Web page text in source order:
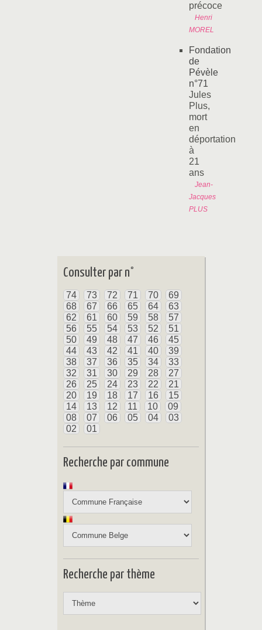
précoce
Henri
MOREL
Fondation
de
Pévèle
n°71
Jules
Plus,
mort
en
déportation
à
21
ans
Jean-
Jacques
PLUS
Consulter par n°
74 73 72 71 70
69
68
67 66 65 64
63
62
61 60 59 58
57
56
55 54 53 52
51
50
49 48 47 46
45
44
43 42 41 40
39
38
37 36 35 34
33
32
31 30 29 28
27
26
25 24 23 22
21
20
19 18 17 16
15
14
13 12 11 10
09
08
07 06 05 04
03
02
01
Recherche par commune
Recherche par thème